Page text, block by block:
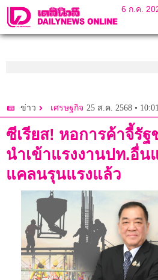
6 ก.ค.
ข่าว เศรษฐกิจ 25 ส.ค. 2568 •
ซีเรียส! หอการค้าจี้รั
นำเข้าแรงงานปท.อื่
แคลนรุนแรงแล้ว